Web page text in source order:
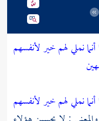
نملي لهم خير لأنفسهم
نملي لهم خير لأنفسهم